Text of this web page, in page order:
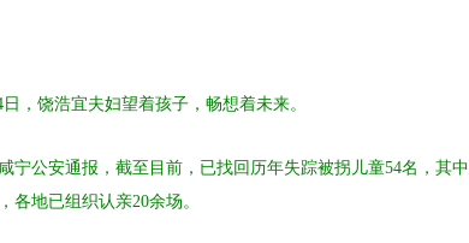
，饶浩宜夫妇望着孩子，畅想着未来。
公安通报，截至目前，已找回历年失踪被拐儿童54名，其中
各地已组织认亲20余场。